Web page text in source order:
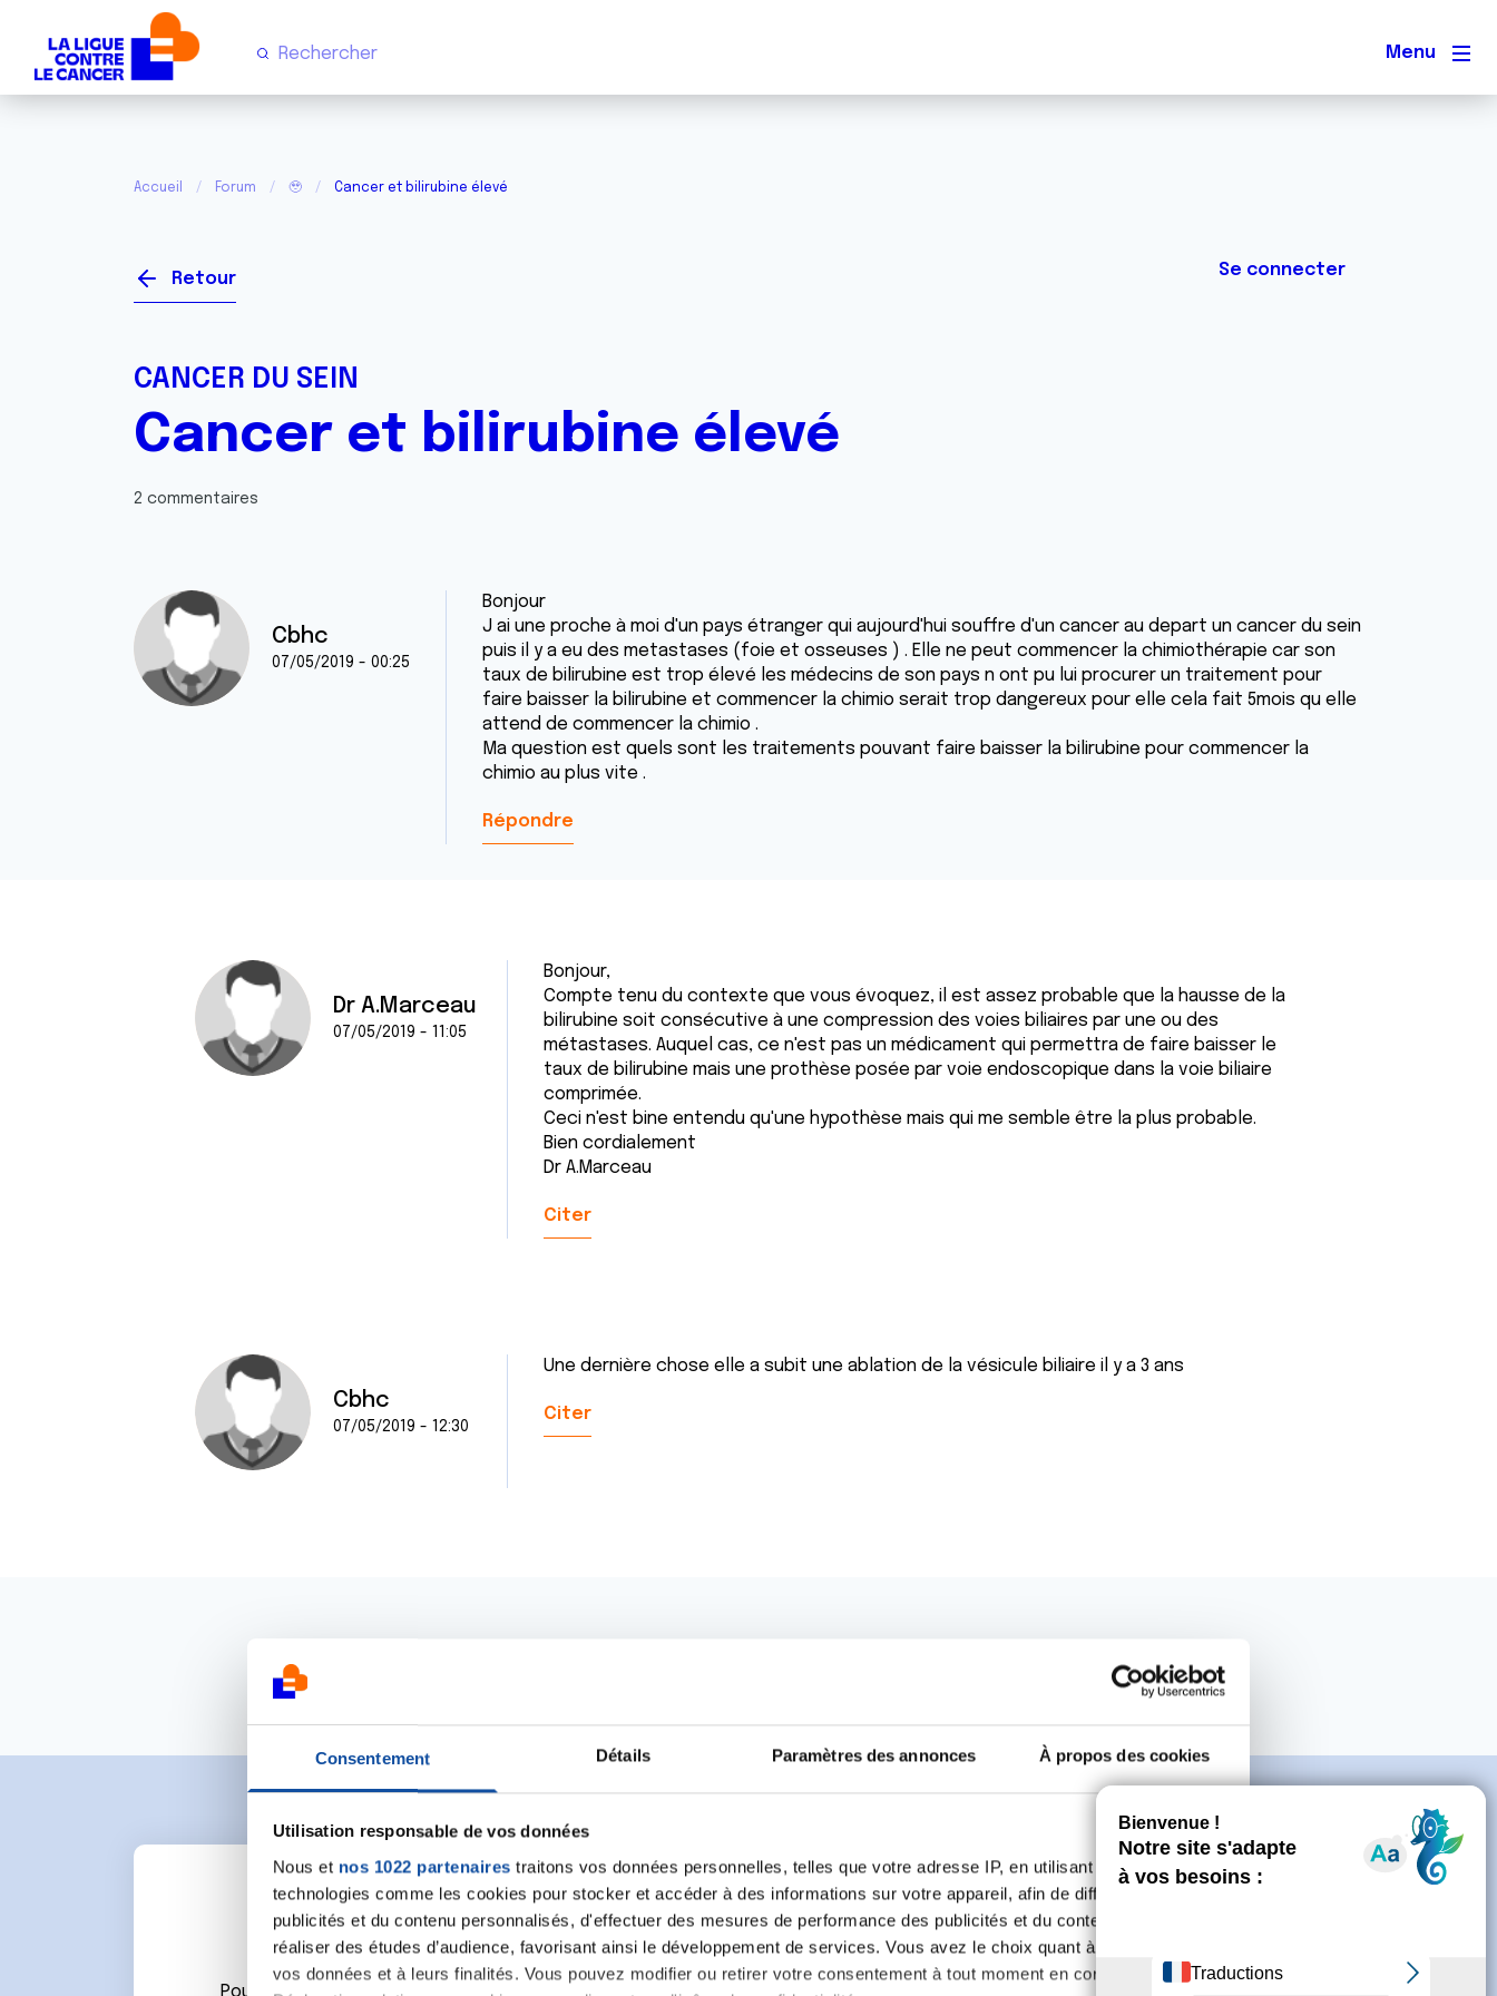
Consentement Détails Paramètres des annonces À propos des cookies
Utilisation responsable de vos données
Nous et nos 1022 partenaires traitons vos données personnelles, telles que votre adresse IP, en utilisant des
technologies comme les cookies pour stocker et accéder à des informations sur votre appareil, afin de diffuser des
publicités et du contenu personnalisés, d'effectuer des mesures de performance des publicités et du contenu, ainsi que de
réaliser des études d’audience, favorisant ainsi le développement de services. Vous avez le choix quant à l'utilisation de
vos données et à leurs finalités. Vous pouvez modifier ou retirer votre consentement à tout moment en consultant la
Menu
Accueil Forum 🥹 Cancer et bilirubine élevé
Retour Se connecter
CANCER DU SEIN
Cancer et bilirubine élevé
2 commentaires
Cbhc
07/05/2019 - 00:25
Bonjour
J ai une proche à moi d'un pays étranger qui aujourd'hui souffre d'un cancer au depart un cancer du sein
puis il y a eu des metastases (foie et osseuses ) . Elle ne peut commencer la chimiothérapie car son
taux de bilirubine est trop élevé les médecins de son pays n ont pu lui procurer un traitement pour
faire baisser la bilirubine et commencer la chimio serait trop dangereux pour elle cela fait 5mois qu elle
attend de commencer la chimio .
Ma question est quels sont les traitements pouvant faire baisser la bilirubine pour commencer la
chimio au plus vite .
Répondre
Dr A.Marceau
07/05/2019 - 11:05
Bonjour,
Compte tenu du contexte que vous évoquez, il est assez probable que la hausse de la
bilirubine soit consécutive à une compression des voies biliaires par une ou des
métastases. Auquel cas, ce n'est pas un médicament qui permettra de faire baisser le
taux de bilirubine mais une prothèse posée par voie endoscopique dans la voie biliaire
comprimée.
Ceci n'est bine entendu qu'une hypothèse mais qui me semble être la plus probable.
Bien cordialement
Dr A.Marceau
Citer
Cbhc
07/05/2019 - 12:30
Une dernière chose elle a subit une ablation de la vésicule biliaire il y a 3 ans
Citer
Ecrire un commentaire
Pour écrire un commentaire ou lancer une nouvelle discussion vous aurez besoin de vous connecter ou de créer un compte.